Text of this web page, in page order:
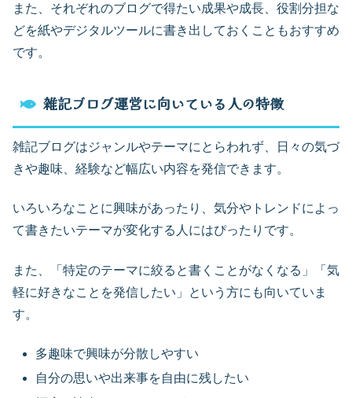
また、それぞれのブログで得たい成果や成長、役割分担な
どを紙やデジタルツールに書き出しておくこともおすすめ
です。
雑記ブログ運営に向いている人の特徴
雑記ブログはジャンルやテーマにとらわれず、日々の気づ
きや趣味、経験など幅広い内容を発信できます。
いろいろなことに興味があったり、気分やトレンドによっ
て書きたいテーマが変化する人にはぴったりです。
また、「特定のテーマに絞ると書くことがなくなる」「気
軽に好きなことを発信したい」という方にも向いていま
す。
多趣味で興味が分散しやすい
自分の思いや出来事を自由に残したい